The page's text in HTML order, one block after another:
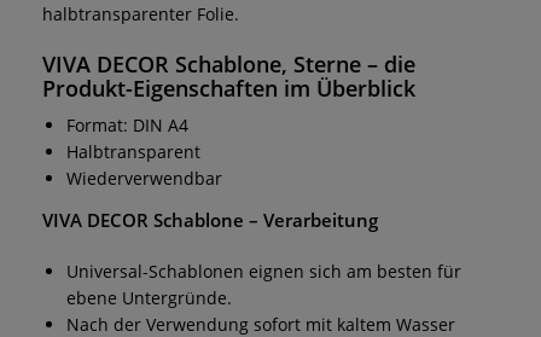
halbtransparenter Folie.
VIVA DECOR Schablone, Sterne – die
Produkt-Eigenschaften im Überblick
Format: DIN A4
Halbtransparent
Wiederverwendbar
VIVA DECOR Schablone – Verarbeitung
Universal-Schablonen eignen sich am besten für
ebene Untergründe.
Nach der Verwendung sofort mit kaltem Wasser